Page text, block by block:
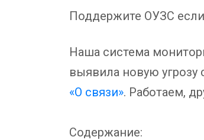
Поддержите ОУЗС
Наша система
выявила новую
«О связи». Работаем,
Содержание: